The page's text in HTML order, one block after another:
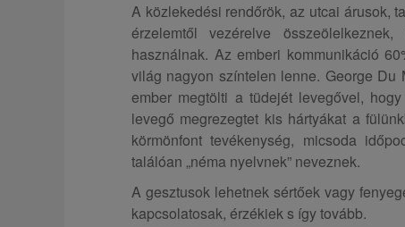
A közlekedési rendőrök, az utcai árusok,
érzelemtől vezérelve
használnak. Az emberi kommunikáció
világ nagyon színtelen lenne. George Du
ember megtölti a tüdejét levegővel,
levegő megrezegtet kis hártyákat a
körmönfont tevékenység, micsoda
találóan „néma nyelvnek” neveznek.
A gesztusok lehetnek sértőek vagy
kapcsolatosak, érzékiek s így tovább.